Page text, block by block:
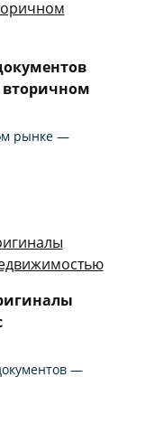
вторичном
рынке —
—